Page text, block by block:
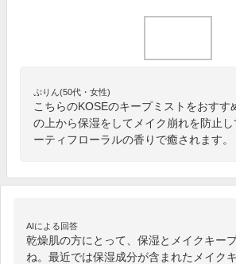
ぷりん(50代・女性)
こちらのKOSEのキープミストをおすす
の上から保湿をしてメイク崩れを防止
ーティフローラルの香りで癒されます。
AIによる回答
乾燥肌の方にとって、保湿とメイクキー
ね。最近では保湿成分が含まれたメイク